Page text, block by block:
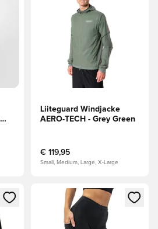
Liiteguard Windjacke
AERO-TECH - Grey Green
€ 119,95
Small, Medium, Large, X-Large
Anmelden oder Registrieren als
Öffnet ein Fenster zum